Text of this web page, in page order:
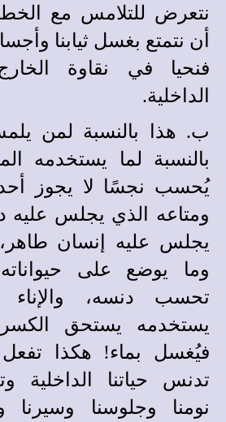
نتعرض للتلامس مع
أن نتمتع بغسل ثيابنا
فنحيا في نقاوة
الداخلية.
ب. هذا بالنسبة لمن
بالنسبة لما يستخدمه
يُحسب نجسًا لا يجوز أحد
ومتاعه الذي يجلس عليه
يجلس عليه إنسان
وما يوضع على
تحسب دنسه، والإناء
يستخدمه يستحق
فيُغسل بماء‍‍! هكذا تفعل
تدنس حياتنا الداخلية
نومنا وجلوسنا وسيرنا